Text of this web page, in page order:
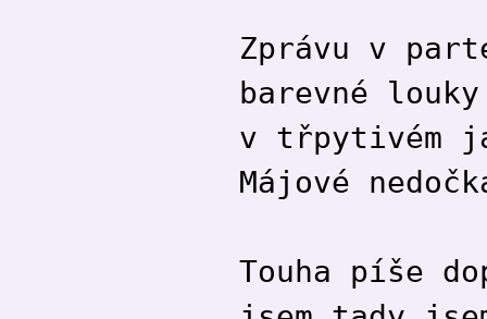
Zprávu v
barevné
v třpytivém
Májové
Touha píše